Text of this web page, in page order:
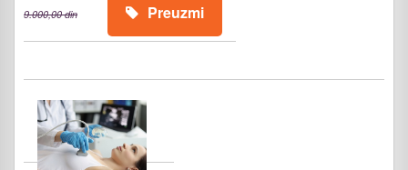
9.000,00 din Preuzmi